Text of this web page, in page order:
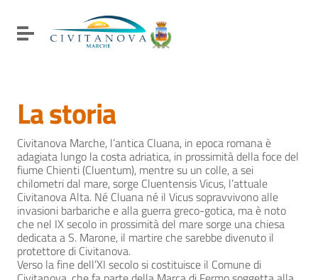
Vai al menu di navigazione
Vai al footer
Attiva / disattiva la navigazione
La storia
Civitanova Marche, l’antica Cluana, in epoca romana è
adagiata lungo la costa adriatica, in prossimità della foce del
fiume Chienti (Cluentum), mentre su un colle, a sei
chilometri dal mare, sorge Cluentensis Vicus, l’attuale
Civitanova Alta. Né Cluana né il Vicus sopravvivono alle
invasioni barbariche e alla guerra greco-gotica, ma è noto
che nel IX secolo in prossimità del mare sorge una chiesa
dedicata a S. Marone, il martire che sarebbe divenuto il
protettore di Civitanova.
Verso la fine dell’XI secolo si costituisce il Comune di